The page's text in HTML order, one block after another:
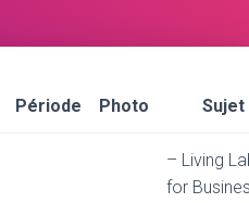
Période Photo Sujet
– Living
for